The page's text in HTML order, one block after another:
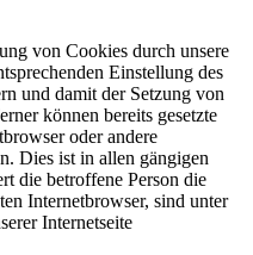
von Cookies durch unsere
Einstellung des
und damit der Setzung von
können bereits gesetzte
oder andere
Dies ist in allen gängigen
die betroffene Person die
Internetbrowser, sind unter
Internetseite